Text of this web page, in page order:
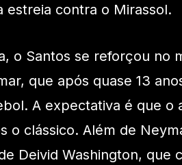
estreia contra o Mirassol.
o Santos se reforçou no
que após quase 13
A expectativa é que o
o clássico. Além de
Deivid Washington, que